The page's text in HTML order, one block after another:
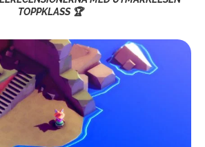
TOPPKLASS 🏆